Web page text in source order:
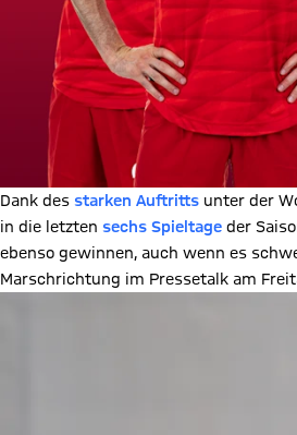
Dank des starken Auftritts unter der
in die letzten sechs Spieltage der
ebenso gewinnen, auch wenn es
Marschrichtung im Pressetalk am